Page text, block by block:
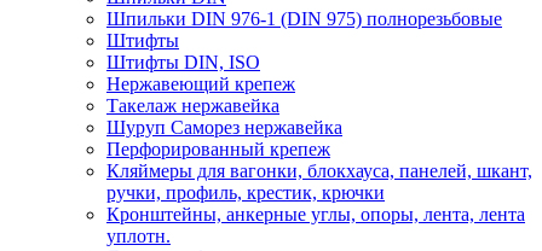
Шпильки DIN 976-1 (DIN 975) полнорезьбовые
Штифты
Штифты DIN, ISO
Нержавеющий крепеж
Такелаж нержавейка
Шуруп Саморез нержавейка
Перфорированный крепеж
Кляймеры для вагонки, блокхауса, панелей, шкант,
ручки, профиль, крестик, крючки
Кронштейны, анкерные углы, опоры, лента, лента
уплотн.